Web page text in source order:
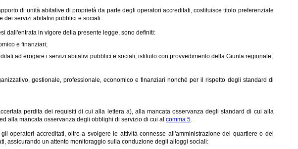
di unità abitative di proprietà da parte degli operatori accreditati, costituisce titolo preferenziale
dei servizi abitativi pubblici e sociali.
dall'entrata in vigore della presente legge, sono definiti:
e finanziari;
ad erogare i servizi abitativi pubblici e sociali, istituito con provvedimento della Giunta regionale;
gestionale, professionale, economico e finanziari nonché per il rispetto degli standard di
perdita dei requisiti di cui alla lettera a), alla mancata osservanza degli standard di cui alla
alla mancata osservanza degli obblighi di servizio di cui alcomma 5.
operatori accreditati, oltre a svolgere le attività connesse all'amministrazione del quartiere o del
assicurando un attento monitoraggio sulla conduzione degli alloggi sociali: